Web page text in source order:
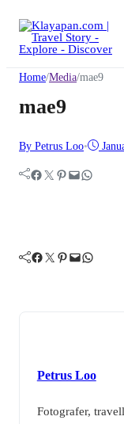
Home/Media/mae9
mae9
By Petrus Loo•
Facebook Twitter Pinterest Mail WhatsApp
Facebook Twitter Pinterest Mail WhatsApp
Petrus Loo
Fotografer,